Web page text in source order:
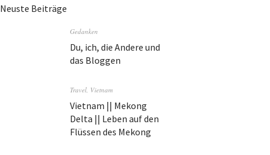
Neuste Beiträge
Gedanken
Du, ich, die Andere und
das Bloggen
Travel, Vietnam
Vietnam || Mekong
Delta || Leben auf den
Flüssen des Mekong